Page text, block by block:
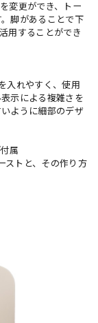
変更ができ、トー
脚があることで下
用することができ
入れやすく、使用
示による複雑さを
ように細部のデザ
属
ストと、その作り方